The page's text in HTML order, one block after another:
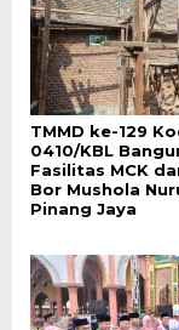
TMMD ke-129
0410/KBL
Fasilitas MCK
Bor Mushola
Pinang Jaya